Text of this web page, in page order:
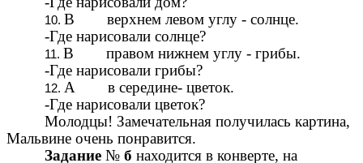
В верхнем левом углу - солнце.
-Где нарисовали солнце?
В правом нижнем углу - грибы.
-Где нарисовали грибы?
А в середине- цветок.
-Где нарисовали цветок?
Молодцы! Замечательная получилась картина,
Мальвине очень понравится.
Задание№бнаходится в конверте, на